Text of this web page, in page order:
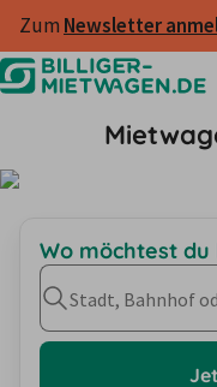
Zum Newsletter
Wo möchtest
Stadt, Bahnhof